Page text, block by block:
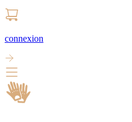
connexion